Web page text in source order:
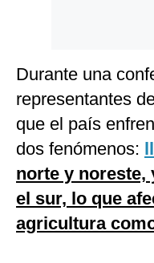
Durante una
representantes
que el país
dos fenómenos:
norte y noreste,
el sur, lo que
agricultura